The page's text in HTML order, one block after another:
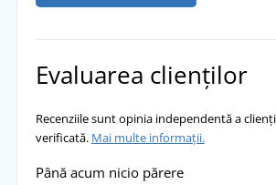
Evaluarea clienților
Recenziile sunt opinia independentă a
verificată. Mai multe informații.
Până acum nicio părere